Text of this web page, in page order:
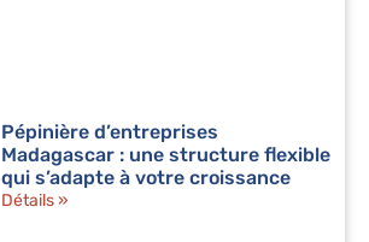
Pépinière d’entreprises
Madagascar : une structure flexible
qui s’adapte à votre croissance
Détails »